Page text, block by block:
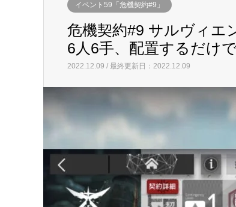
イベント59「危機契約#9」
危機契約#9 サルヴィエ
6人6手、配置するだけ
2022.12.09 / 最終更新日：2022.12.09